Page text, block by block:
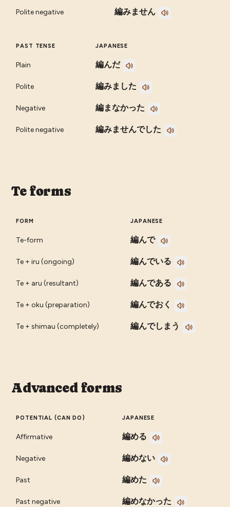
Polite negative 編みません
PAST TENSE JAPANESE
Plain 編んだ
Polite 編みました
Negative 編まなかった
Polite negative 編みませんでした
Te forms
FORM JAPANESE
Te-form 編んで
Te + iru (ongoing) 編んでいる
Te + aru (resultant) 編んである
Te + oku (preparation) 編んでおく
Te + shimau (completely) 編んでしまう
Advanced forms
POTENTIAL (CAN DO) JAPANESE
Affirmative 編める
Negative 編めない
Past 編めた
Past negative 編めなかった